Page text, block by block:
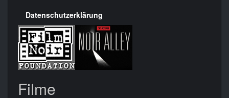
Datenschutzerklärung
Filme